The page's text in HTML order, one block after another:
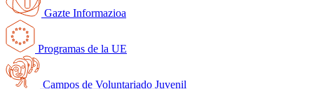
Gazte Informazioa
Programas de la UE
Campos de Voluntariado Juvenil